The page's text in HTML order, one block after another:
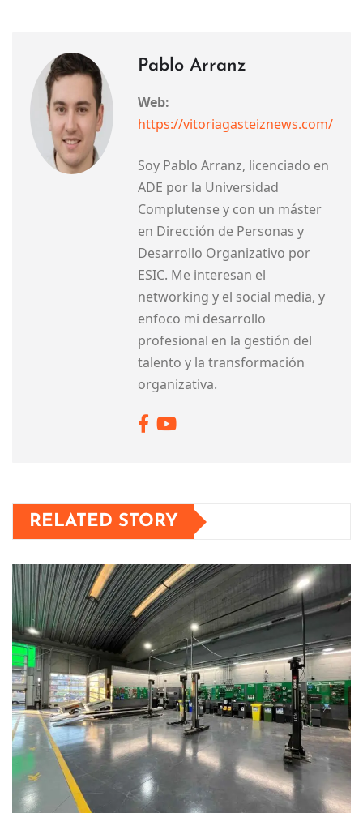
Pablo Arranz
Web:
https://vitoriagasteiznews.com/
Soy Pablo Arranz, licenciado en
ADE por la Universidad
Complutense y con un máster
en Dirección de Personas y
Desarrollo Organizativo por
ESIC. Me interesan el
networking y el social media, y
enfoco mi desarrollo
profesional en la gestión del
talento y la transformación
organizativa.
RELATED STORY